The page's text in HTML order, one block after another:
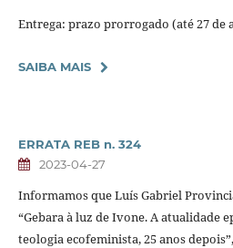
Entrega: prazo prorrogado (até 27 de
SAIBA MAIS
ERRATA REB n. 324
2023-04-27
Informamos que Luís Gabriel
“Gebara à luz de Ivone. A atualidade
teologia ecofeminista, 25 anos